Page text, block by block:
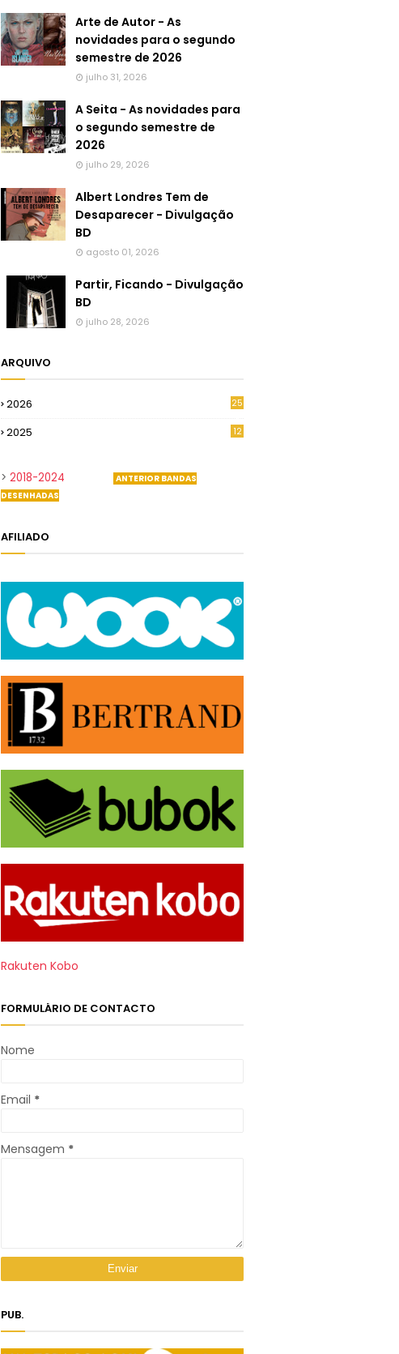
Arte de Autor - As
novidades para o segundo
semestre de 2026
julho 31, 2026
A Seita - As novidades para
o segundo semestre de
2026
julho 29, 2026
Albert Londres Tem de
Desaparecer - Divulgação
BD
agosto 01, 2026
Partir, Ficando - Divulgação
BD
julho 28, 2026
ARQUIVO
2026
25
2025
12
> 2018-2024
ANTERIOR BANDAS
DESENHADAS
AFILIADO
Rakuten Kobo
FORMULÁRIO DE CONTACTO
Nome
Email *
Mensagem *
PUB.